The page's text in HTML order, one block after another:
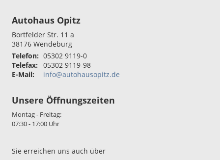
Autohaus Opitz
Bortfelder Str. 11 a
38176 Wendeburg
Telefon: 05302 9119-0
Telefax:
05302 9119-98
E-Mail:
info@autohausopitz.de
Unsere Öffnungszeiten
Montag - Freitag:
07:30 - 17:00 Uhr
Sie erreichen uns auch über